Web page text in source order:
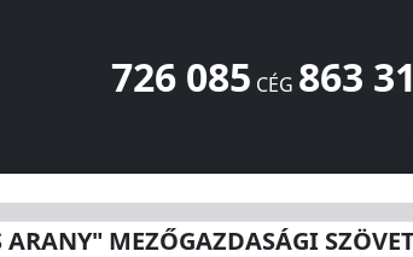
726 085 CÉG 863
SZÖVETKEZETKossuth Lajos u. 18.
MEZŐGAZDASÁGI